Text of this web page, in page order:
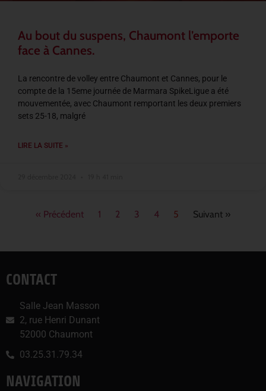
Au bout du suspens, Chaumont l’emporte
face à Cannes.
La rencontre de volley entre Chaumont et Cannes, pour le
compte de la 15eme journée de Marmara SpikeLigue a été
mouvementée, avec Chaumont remportant les deux premiers
sets 25-18, malgré
LIRE LA SUITE »
« Précédent 1 2 3 4 5 Suivant »
CONTACT
Salle Jean Masson
2, rue Henri Dunant
52000 Chaumont
03.25.31.79.34
NAVIGATION